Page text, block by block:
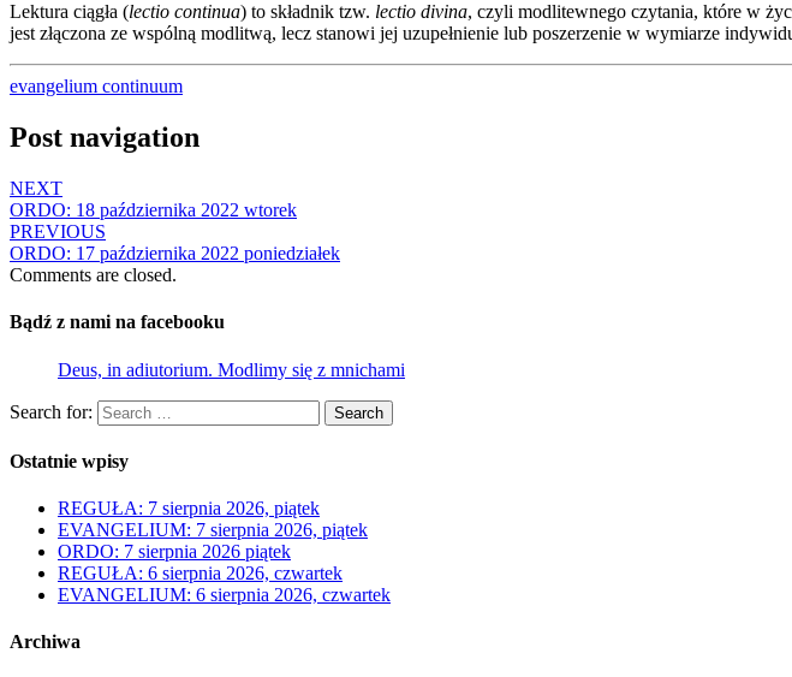
Lektura ciągła (lectio continua) to składnik tzw. lectio divina, czyli modlitewnego czytania, które w
jest złączona ze wspólną modlitwą, lecz stanowi jej uzupełnienie lub poszerzenie w wymiarze
evangelium continuum
Post navigation
NEXT
ORDO: 18 października 2022 wtorek
PREVIOUS
ORDO: 17 października 2022 poniedziałek
Comments are closed.
Bądź z nami na facebooku
Deus, in adiutorium. Modlimy się z mnichami
Search for: Search
Ostatnie wpisy
REGUŁA: 7 sierpnia 2026, piątek
EVANGELIUM: 7 sierpnia 2026, piątek
ORDO: 7 sierpnia 2026 piątek
REGUŁA: 6 sierpnia 2026, czwartek
EVANGELIUM: 6 sierpnia 2026, czwartek
Archiwa